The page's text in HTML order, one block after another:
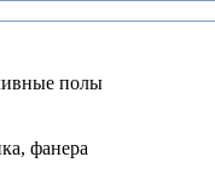
полы
фанера